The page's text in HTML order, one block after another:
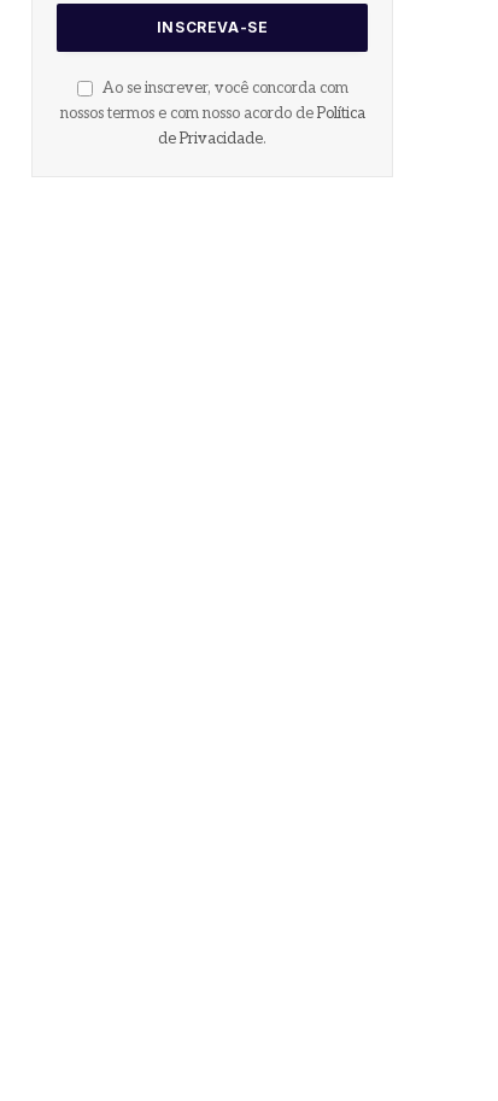
Ao se inscrever, você concorda com
nossos termos e com nosso acordo de Política
de Privacidade.